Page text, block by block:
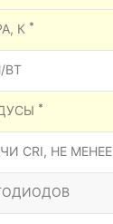
К *
ВТ
*
CRI, НЕ МЕНЕЕ